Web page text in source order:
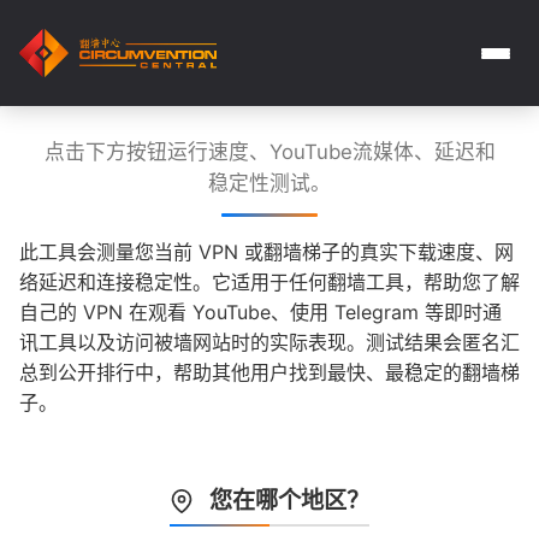
点击下方按钮运行速度、YouTube流媒体、延迟和
稳定性测试。
此工具会测量您当前 VPN 或翻墙梯子的真实下载速度、网
络延迟和连接稳定性。它适用于任何翻墙工具，帮助您了解
自己的 VPN 在观看 YouTube、使用 Telegram 等即时通
讯工具以及访问被墙网站时的实际表现。测试结果会匿名汇
总到公开排行中，帮助其他用户找到最快、最稳定的翻墙梯
子。
您在哪个地区？